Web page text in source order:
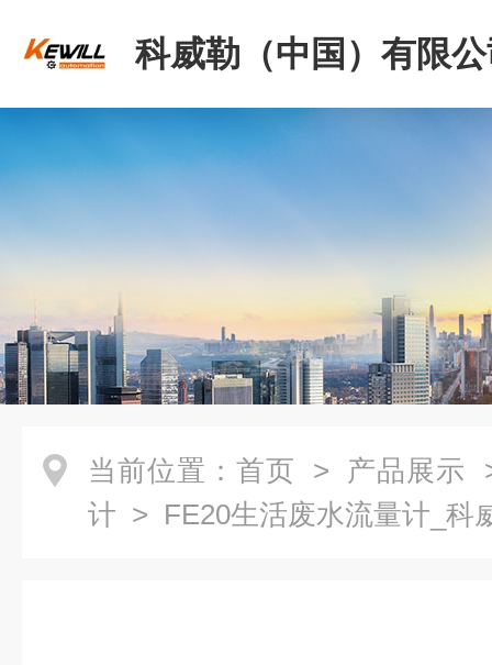
科威勒（中国）有限
当前位置： 首页 > 产品展示
计 > FE20生活废水流量计_科